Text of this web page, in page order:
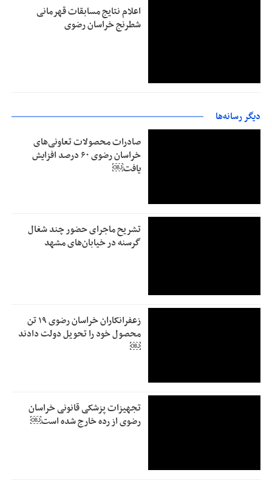
اعلام نتایج مسابقات قهرمانی
شطرنج خراسان رضوی
دیگر رسانه‌ها
صادرات محصولات تعاونی‌های
خراسان رضوی ۶۰ درصد افزایش
یافت￼
تشریح ماجرای حضور چند شغال
گرسنه در خیابان‌های مشهد
زعفرانکاران خراسان رضوی ۱۹ تن
محصول خود را تحویل دولت دادند
￼
تجهیزات پزشکی قانونی خراسان
رضوی از رده خارج شده است￼